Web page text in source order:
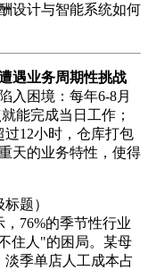
遇业务周期性挑战
入困境：每年6-8月
能完成当日工作；
12小时，仓库打包
天的业务特性，使得
题）
76%的季节性行业
住人"的困局。某母
季单店人工成本占